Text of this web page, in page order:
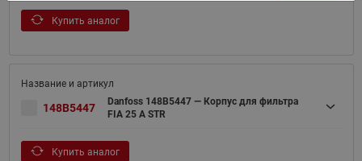
Купить аналог
148B5447
Danfoss 148B5447 — Корпус для фильтра
FIA 25 A STR
Купить аналог